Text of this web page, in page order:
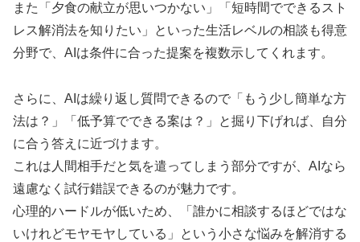
また「夕食の献立が思いつかない」「短時間でできるスト
レス解消法を知りたい」といった生活レベルの相談も得意
分野で、AIは条件に合った提案を複数示してくれます。
さらに、AIは繰り返し質問できるので「もう少し簡単な方
法は？」「低予算でできる案は？」と掘り下げれば、自分
に合う答えに近づけます。
これは人間相手だと気を遣ってしまう部分ですが、AIなら
遠慮なく試行錯誤できるのが魅力です。
心理的ハードルが低いため、「誰かに相談するほどではな
いけれどモヤモヤしている」という小さな悩みを解消する